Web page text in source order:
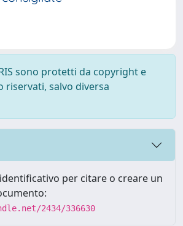
sono protetti da copyright e
salvo diversa
per citare o creare un
2434/336630